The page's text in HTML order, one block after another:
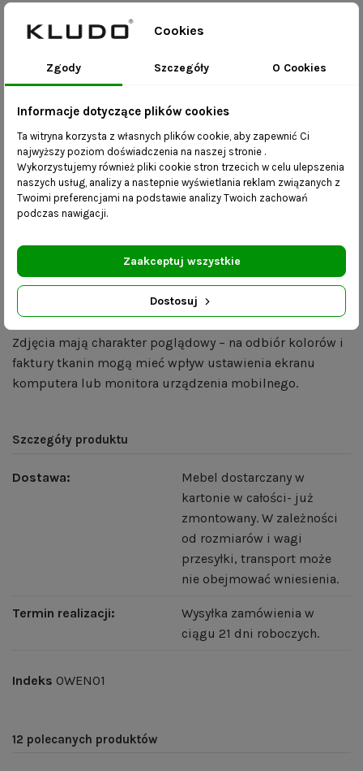
długość – 80 cm
wysokość ławki - 41cm
wysokość stelaża – 31 cm
profil konstrukcji – 40 mm x 20 mm
grubość siedziska – 10 cm
Kliknij tutaj, aby dostosować rozmiar i kolory do swoich
preferencji.
Korzyści:
mebel wykonany ręcznie – realizacja zamówienia
trwa do 21 dni roboczych;
dostępność różnych rozmiarów – skontaktuj się z
nami i wybierz dowolne wymiary.
Zdjęcia mają charakter poglądowy – na odbiór kolorów i
faktury tkanin mogą mieć wpływ ustawienia ekranu
komputera lub monitora urządzenia mobilnego.
Szczegóły produktu
Dostawa:
Mebel dostarczany w
kartonie w całości- już
zmontowany. W zależności
od rozmiarów i wagi
przesyłki, transport może
nie obejmować wniesienia.
Termin realizacji:
Wysyłka zamówienia w
ciągu 21 dni roboczych.
Indeks OWEN01
12 polecanych produktów
Cookies
Zgody Szczegóły O Cookies
Informacje dotyczące plików cookies
Ta witryna korzysta z własnych plików cookie, aby zapewnić Ci
najwyższy poziom doświadczenia na naszej stronie .
Wykorzystujemy również pliki cookie stron trzecich w celu ulepszenia
naszych usług, analizy a nastepnie wyświetlania reklam związanych z
Twoimi preferencjami na podstawie analizy Twoich zachowań
podczas nawigacji.
Dostosuj
Zaakceptuj wszystkie